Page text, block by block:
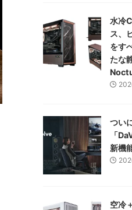
水冷
ス、
をす
たな
つい
「
新機
空冷